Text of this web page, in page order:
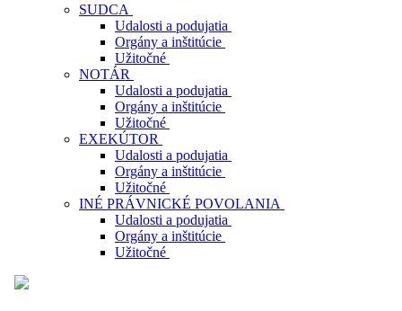
SUDCA
Udalosti a podujatia
Orgány a inštitúcie
Užitočné
NOTÁR
Udalosti a podujatia
Orgány a inštitúcie
Užitočné
EXEKÚTOR
Udalosti a podujatia
Orgány a inštitúcie
Užitočné
INÉ PRÁVNICKÉ POVOLANIA
Udalosti a podujatia
Orgány a inštitúcie
Užitočné